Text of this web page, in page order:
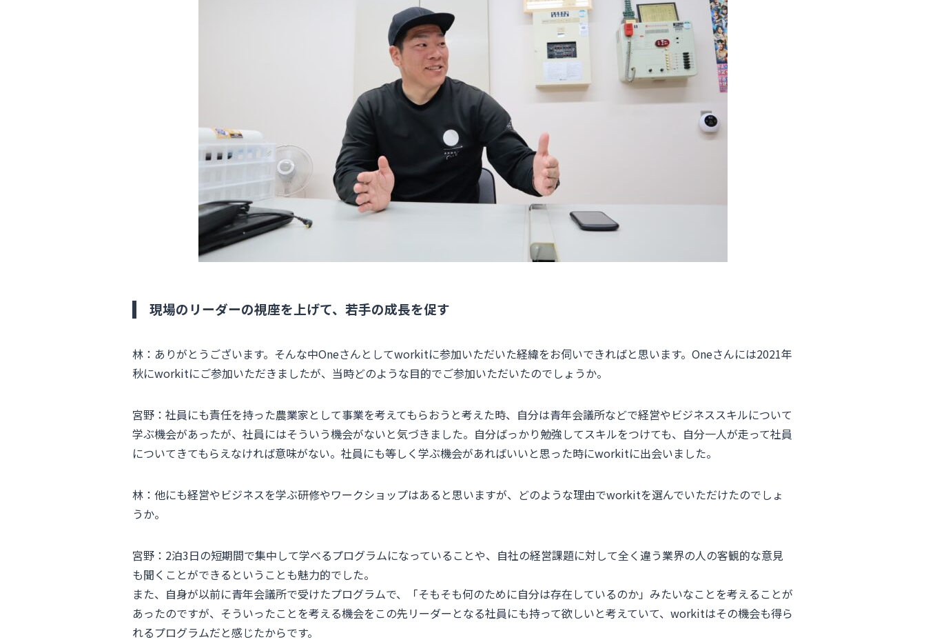
現場のリーダーの視座を上げて、若手の成長を促す
林：ありがとうございます。そんな中Oneさんとしてworkitに参加いただいた経緯をお伺いできればと思います。Oneさんには2021年
秋にworkitにご参加いただきましたが、当時どのような目的でご参加いただいたのでしょうか。
宮野：社員にも責任を持った農業家として事業を考えてもらおうと考えた時、自分は青年会議所などで経営やビジネススキルについて
学ぶ機会があったが、社員にはそういう機会がないと気づきました。自分ばっかり勉強してスキルをつけても、自分一人が走って社員
についてきてもらえなければ意味がない。社員にも等しく学ぶ機会があればいいと思った時にworkitに出会いました。
林：他にも経営やビジネスを学ぶ研修やワークショップはあると思いますが、どのような理由でworkitを選んでいただけたのでしょ
うか。
宮野：2泊3日の短期間で集中して学べるプログラムになっていることや、自社の経営課題に対して全く違う業界の人の客観的な意見
も聞くことができるということも魅力的でした。
また、自身が以前に青年会議所で受けたプログラムで、「そもそも何のために自分は存在しているのか」みたいなことを考えることが
あったのですが、そういったことを考える機会をこの先リーダーとなる社員にも持って欲しいと考えていて、workitはその機会も得ら
れるプログラムだと感じたからです。